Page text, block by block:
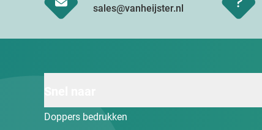
sales@vanheijster.nl
Doppers bedrukken